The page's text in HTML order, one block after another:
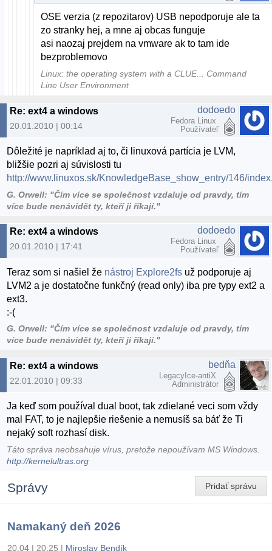
OSE verzia (z repozitarov) USB nepodporuje ale ta
zo stranky hej, a mne aj obcas funguje
asi naozaj prejdem na vmware ak to tam ide
bezproblemovo
Linux: the operating system with a CLUE... Command
Line User Environment
Re: ext4 a windows
20.01.2010 | 00:14
dodoedo
Fedora Linux
Používateľ
Dôležité je napríklad aj to, či linuxová partícia je LVM,
bližšie pozri aj súvislosti tu
http://www.linuxos.sk/KnowledgeBase_show_entry/146/
G. Orwell: "Čím více se společnost vzdaluje od pravdy, tím
více bude nenávidět ty, kteří ji říkají."
Re: ext4 a windows
20.01.2010 | 17:41
dodoedo
Fedora Linux
Používateľ
Teraz som si našiel že nástroj Explore2fs už podporuje aj
LVM2 a je dostatočne funkčný (read only) iba pre typy ext2 a
ext3.
:-(
G. Orwell: "Čím více se společnost vzdaluje od pravdy, tím
více bude nenávidět ty, kteří ji říkají."
Re: ext4 a windows
22.01.2010 | 09:33
bedňa
LegacyIce-antiX
Administrátor
Ja keď som používal dual boot, tak zdielané veci som vždy
mal FAT, to je najlepšie riešenie a nemusíš sa báť že Ti
nejaký soft rozhasí disk.
Táto správa neobsahuje vírus, pretože nepoužívam MS Windows.
http://kernelultras.org
Pridať správu
Správy
Namakaný deň 2026
20.04 | 20:25 | Miroslav Bendík